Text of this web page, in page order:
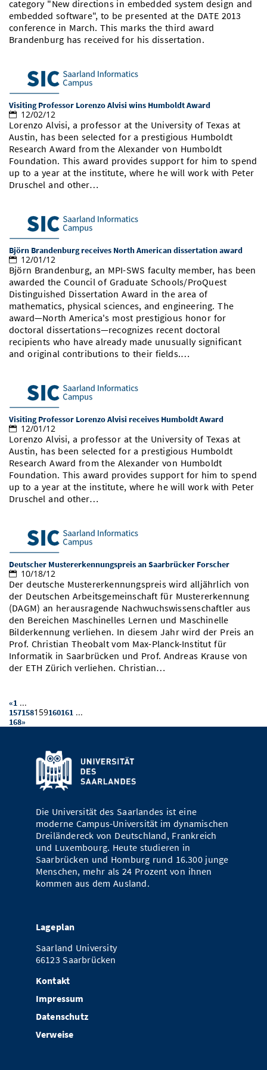
Vom Studium in den Beruf
Study Scheduler
Bibliothek
Open Science/Open Access
Start-ups
IT-Themenabend
Ranking
Zahlen & Fakten
Preise, Auszeichnungen und Förderungen
Kontakt
SIC Merchandise
SIC Podcast
Anfahrt
Termine, Vorträge und Veranstaltungen
Alumni
category "New directions in embedded system design and
embedded software", to be presented at the DATE 2013
conference in March. This marks the third award
Brandenburg has received for his dissertation.
Visiting Professor Lorenzo Alvisi wins Humboldt Award
12/02/12
Lorenzo Alvisi, a professor at the University of Texas at
Austin, has been selected for a prestigious Humboldt
Research Award from the Alexander von Humboldt
Foundation. This award provides support for him to spend
up to a year at the institute, where he will work with Peter
Druschel and other…
Björn Brandenburg receives North American dissertation award
12/01/12
Björn Brandenburg, an MPI-SWS faculty member, has been
awarded the Council of Graduate Schools/ProQuest
Distinguished Dissertation Award in the area of
mathematics, physical sciences, and engineering. The
award—North America's most prestigious honor for
doctoral dissertations—recognizes recent doctoral
recipients who have already made unusually significant
and original contributions to their fields.…
Visiting Professor Lorenzo Alvisi receives Humboldt Award
12/01/12
Lorenzo Alvisi, a professor at the University of Texas at
Austin, has been selected for a prestigious Humboldt
Research Award from the Alexander von Humboldt
Foundation. This award provides support for him to spend
up to a year at the institute, where he will work with Peter
Druschel and other…
Deutscher Mustererkennungspreis an Saarbrücker Forscher
10/18/12
Der deutsche Mustererkennungspreis wird alljährlich von
der Deutschen Arbeitsgemeinschaft für Mustererkennung
(DAGM) an herausragende Nachwuchswissenschaftler aus
den Bereichen Maschinelles Lernen und Maschinelle
Bilderkennung verliehen. In diesem Jahr wird der Preis an
Prof. Christian Theobalt vom Max-Planck-Institut für
Informatik in Saarbrücken und Prof. Andreas Krause von
der ETH Zürich verliehen. Christian…
«1 ...
157158159160161 ...
168»
Die Universität des Saarlandes ist eine
moderne Campus-Universität im dynamischen
Dreiländereck von Deutschland, Frankreich
und Luxembourg. Heute studieren in
Saarbrücken und Homburg rund 16.300 junge
Menschen, mehr als 24 Prozent von ihnen
kommen aus dem Ausland.
Lageplan
Saarland University
66123 Saarbrücken
Kontakt
Impressum
Datenschutz
Verweise